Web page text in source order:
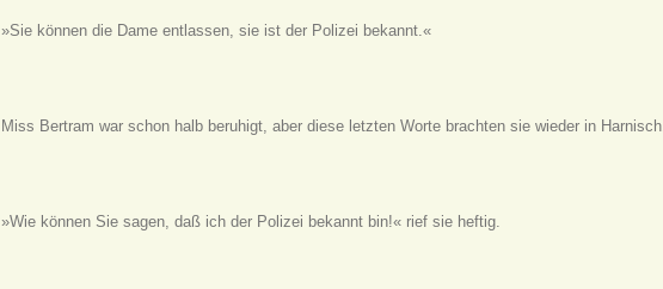
»Sie können die Dame entlassen, sie ist der Polizei bekannt.«
Miss Bertram war schon halb beruhigt, aber diese letzten Worte brachten sie wieder in Harnisch.
»Wie können Sie sagen, daß ich der Polizei bekannt bin!« rief sie heftig.